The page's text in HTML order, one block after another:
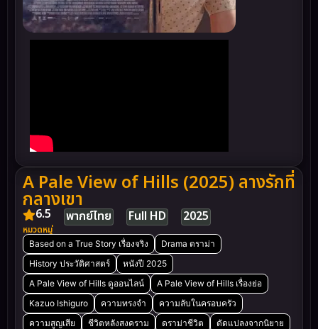
A Pale View of Hills (2025) ลางรักที่
กลางเขา
6.5 พากย์ไทย Full HD 2025
หมวดหมู่
Based on a True Story เรื่องจริง
Drama ดราม่า
History ประวัติศาสตร์
หนังปี 2025
A Pale View of Hills ดูออนไลน์
A Pale View of Hills เรื่องย่อ
Kazuo Ishiguro
ความทรงจำ
ความลับในครอบครัว
ความสูญเสีย
ชีวิตหลังสงคราม ดราม่าชีวิต
ดัดแปลงจากนิยาย